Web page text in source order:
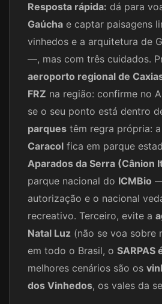
Resposta rápida: dá para
Gaúcha e captar paisagens
vinhedos e a arquitetura de
—, mas com três cuidados.
aeroporto regional de
FRZ na região: confirme no
se o seu ponto está dentro
parques têm regra própria: a
Caracol fica em parque
Aparados da Serra (Cânion
parque nacional do ICMBio
autorização e o nacional
recreativo. Terceiro, evite a
Natal Luz (não se voa sobre
em todo o Brasil, o SARPAS
melhores cenários são os
dos Vinhedos, os vales da